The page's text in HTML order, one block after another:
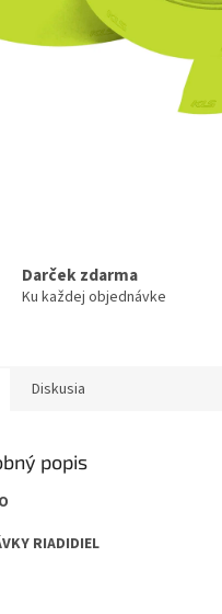
Darček zdarma
Ku každej objednávke
Diskusia
popis
RIADIDIEL